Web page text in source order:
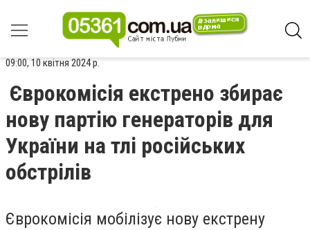
09:00, 10 квітня 2024 р.
Єврокомісія екстрено збирає
нову партію генераторів для
України на тлі російських
обстрілів
Єврокомісія мобілізує нову екстрену